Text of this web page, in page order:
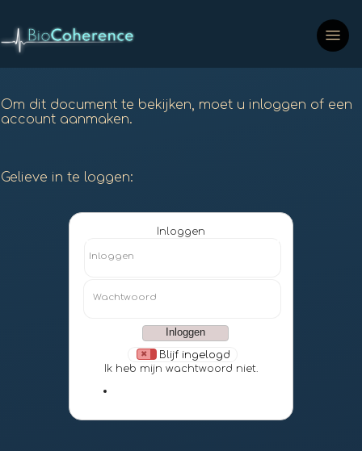
Om dit document te bekijken, moet u inloggen of een
account aanmaken.
Gelieve in te loggen:
Inloggen
Inloggen
Wachtwoord
Blijf ingelogd
Ik heb mijn wachtwoord niet.